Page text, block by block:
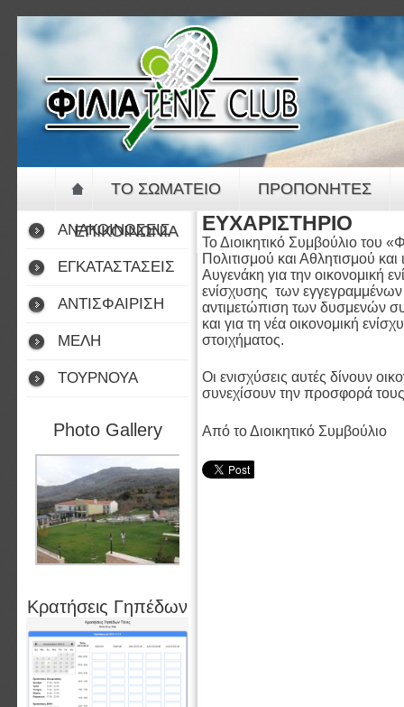
ΕΥΧΑΡΙΣΤΗΡΙΟ
Το Διοικητικό Συμβούλιο του
Πολιτισμού και Αθλητισμού
Αυγενάκη για την οικονομική
ενίσχυσης των
αντιμετώπιση των δυσμενών
και για τη νέα οικονομική
στοιχήματος.
Οι ενισχύσεις αυτές δίνουν
συνεχίσουν την προσφορά
Από το Διοικητικό Συμβούλιο
ΤΟ ΣΩΜΑΤΕΙΟ ΠΡΟΠΟΝΗΤΕΣ
ΕΠΙΚΟΙΝΩΝΙΑ
ΑΝΑΚΟΙΝΩΣΕΙΣ
ΕΓΚΑΤΑΣΤΑΣΕΙΣ
ΑΝΤΙΣΦΑΙΡΙΣΗ
ΜΕΛΗ
ΤΟΥΡΝΟΥΑ
Photo Gallery
Κρατήσεις Γηπέδων